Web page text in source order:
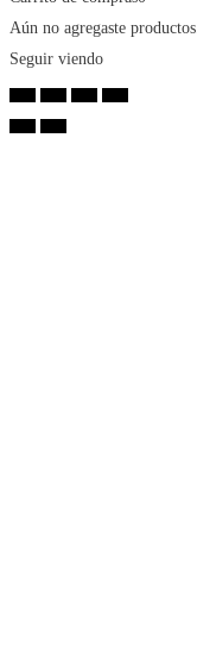
Aún no agregaste productos.
Seguir viendo